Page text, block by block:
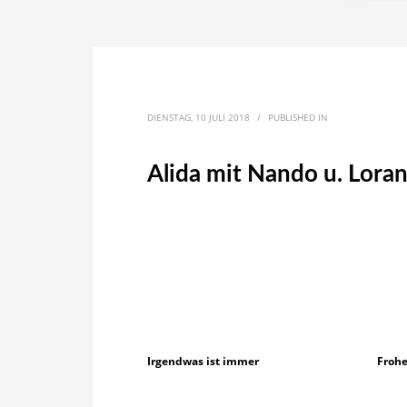
DIENSTAG, 10 JULI 2018 / PUBLISHED IN
Alida mit Nando u. Loran
Irgendwas ist immer